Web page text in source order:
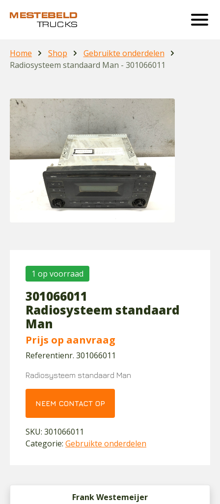
Home Shop
Gebruikte onderdelen
Radiosysteem standaard Man - 301066011
1 op voorraad
301066011
Radiosysteem standaard
Man
Prijs op aanvraag
Referentienr. 301066011
Radiosysteem standaard Man
NEEM CONTACT OP
SKU: 301066011
Categorie: Gebruikte onderdelen
Frank Westemeijer